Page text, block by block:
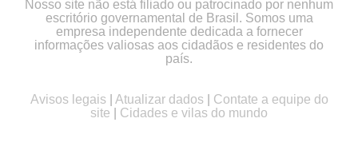
Nosso site não está filiado ou patrocinado por nenhum
escritório governamental de Brasil. Somos uma
empresa independente dedicada a fornecer
informações valiosas aos cidadãos e residentes do
país.
Avisos legais Atualizar dados
Contate a equipe do
site
Cidades e vilas do mundo